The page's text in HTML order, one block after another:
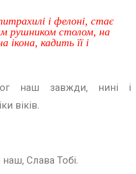
і фелоні, стає
рушником столом, на
ікона, кадить її і
наш завжди, нині і
віків.
Слава Тобі.